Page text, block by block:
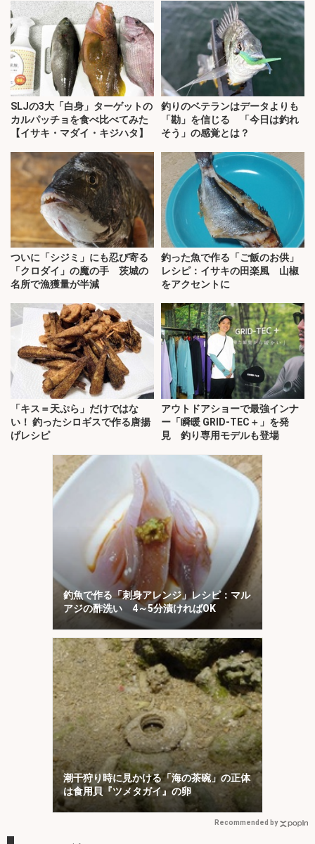
SLJの3大「白身」ターゲットの
カルパッチョを食べ比べてみた
【イサキ・マダイ・キジハタ】
釣りのベテランはデータよりも
「勘」を信じる 「今日は釣れ
そう」の感覚とは？
ついに「シジミ」にも忍び寄る
「クロダイ」の魔の手 茨城の
名所で漁獲量が半減
釣った魚で作る「ご飯のお供」
レシピ：イサキの田楽風 山椒
をアクセントに
「キス＝天ぷら」だけではな
い！ 釣ったシロギスで作る唐揚
げレシピ
アウトドアショーで最強インナ
ー「瞬暖 GRID-TEC＋」を発
見 釣り専用モデルも登場
釣魚で作る「刺身アレンジ」レシピ：マル
アジの酢洗い 4～5分漬ければOK
潮干狩り時に見かける「海の茶碗」の正体
は食用貝『ツメタガイ』の卵
Recommended by